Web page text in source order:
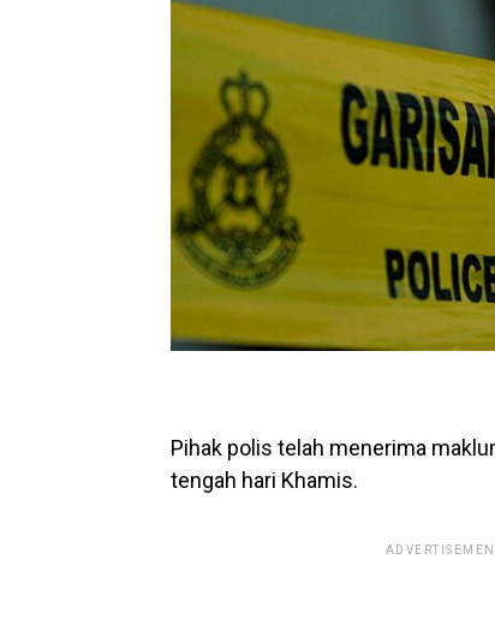
Pihak polis telah menerima
tengah hari Khamis.